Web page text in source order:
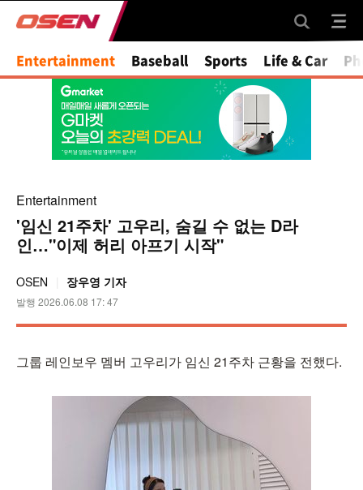
Entertainment Baseball Sports Life & Car
Entertainment
'임신 21주차' 고우리, 숨길 수 없는 D라
인…"이제 허리 아프기 시작"
OSEN 장우영 기자
발행 2026.06.08 17: 47
그룹 레인보우 멤버 고우리가 임신 21주차 근황을 전했다.